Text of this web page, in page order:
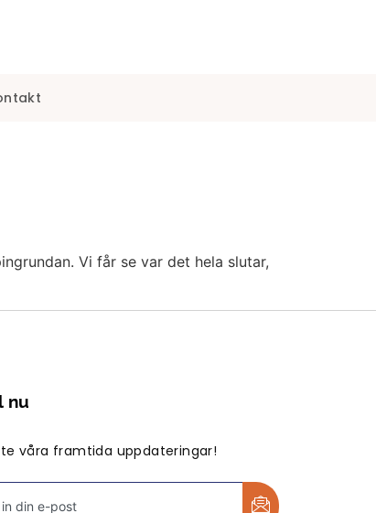
Vi får se var det hela slutar,
nu
våra framtida uppdateringar!